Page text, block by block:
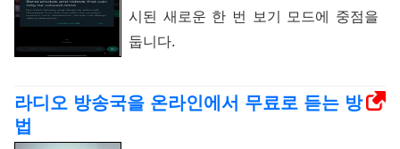
시된 새로운 한 번 보기 모드에 중점을
둡니다.
라디오 방송국을 온라인에서 무료로 듣는 방
법